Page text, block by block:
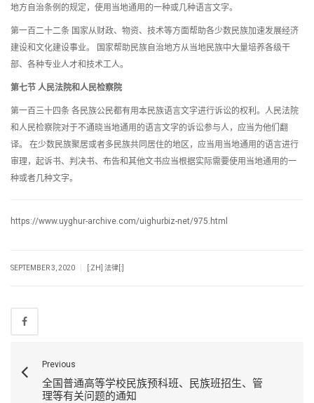
地方自治条例的规定，使用当地通用的一种或几种语言文字。
第一百二十二条 国家从财政、物资、技术等方面帮助各少数民族加速发展经济
建设和文化建设事业。 国家帮助民族自治地方从当地民族中大量培养各级干
部、各种专业人才和技术工人。
第七节 人民法院和人民检察院
第一百三十四条 各民族公民都有用本民族语言文字进行诉讼的权利。人民法院
和人民检察院对于不通晓当地通用的语言文字的诉讼参与人，应当为他们翻
译。 在少数民族聚居或者多民族共同居住的地区，应当用当地通用的语言进行
审理，起诉书、判决书、布告和其他文书应当根据实际需要使用当地通用的一
种或者几种文字。
https://www.uyghur-archive.com/uighurbiz-net/975.html
SEPTEMBER 3, 2020 [:ZH] 法律[:]
Previous
全国普通高等学校民族预科班、民族班招生、管
理等有关问题的通知